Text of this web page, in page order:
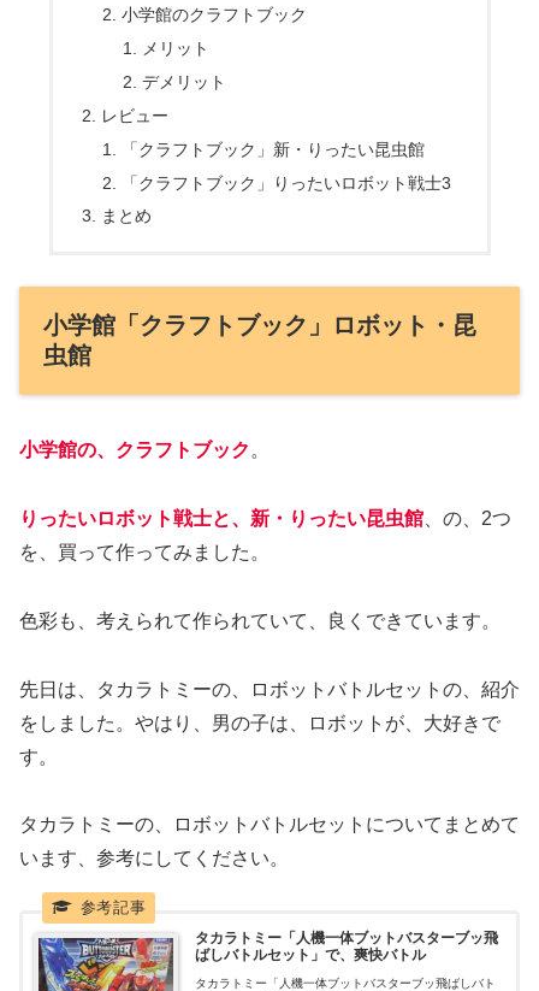
小学館のクラフトブック
メリット
デメリット
レビュー
「クラフトブック」新・りったい昆虫館
「クラフトブック」りったいロボット戦士3
まとめ
小学館「クラフトブック」ロボット・昆
虫館
小学館の、クラフトブック 。
りったいロボット戦士と、新・りったい昆虫館 、の、2つ
を、買って作ってみました。
色彩も、考えられて作られていて、良くできています。
先日は、タカラトミーの、ロボットバトルセットの、紹介
をしました。やはり、男の子は、ロボットが、大好きで
す。
タカラトミーの、ロボットバトルセットについてまとめて
います、参考にしてください。
タカラトミー「人機一体ブットバスターブッ飛
ばしバトルセット」で、爽快バトル
タカラトミー「人機一体ブットバスターブッ飛ばしバト